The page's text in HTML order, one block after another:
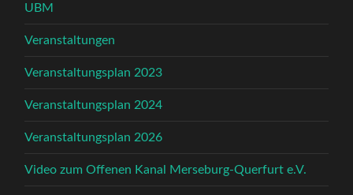
UBM
Veranstaltungen
Veranstaltungsplan 2023
Veranstaltungsplan 2024
Veranstaltungsplan 2026
Video zum Offenen Kanal Merseburg-Querfurt e.V.